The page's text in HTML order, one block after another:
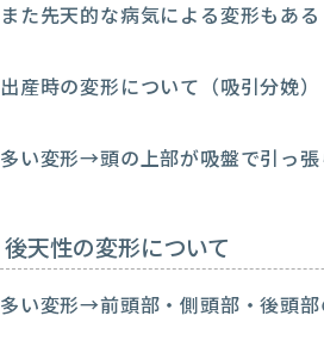
また先天的な病気による変形もある
出産時の変形について（吸引分娩）
多い変形→頭の上部が吸盤で引っ
後天性の変形について
多い変形→前頭部・側頭部・後頭